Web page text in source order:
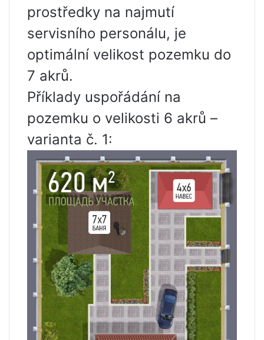
prostředky na najmutí
servisního personálu, je
optimální velikost pozemku do
7 akrů.
Příklady uspořádání na
pozemku o velikosti 6 akrů –
varianta č. 1: